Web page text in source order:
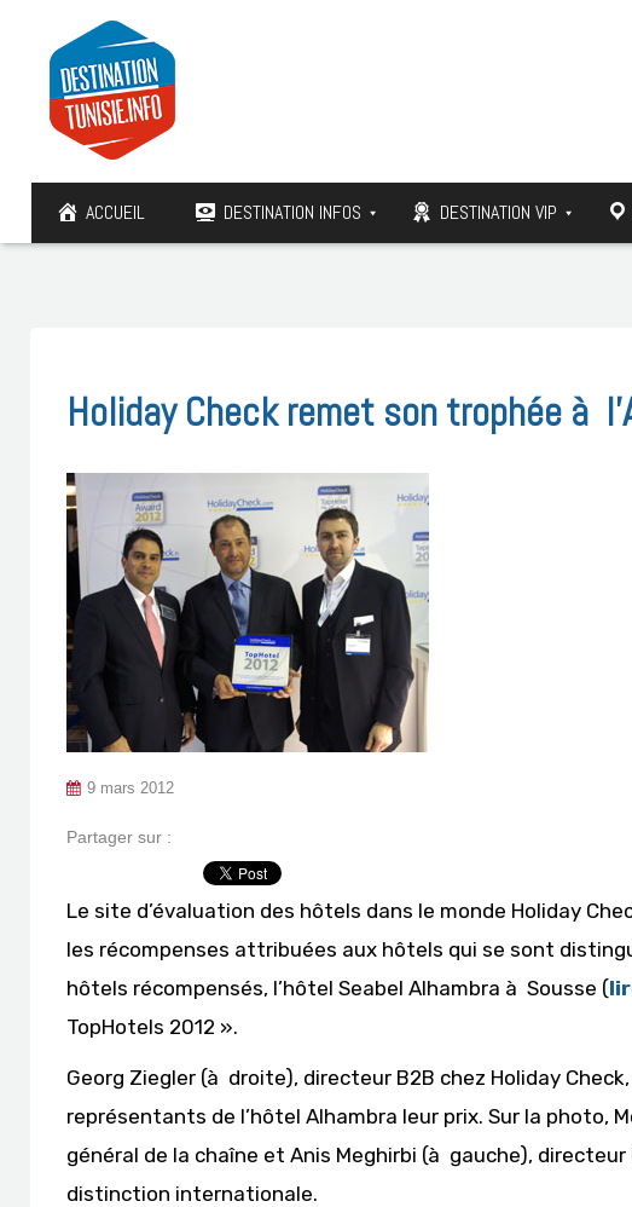
ACCUEIL DESTINATION INFOS DESTINATION VIP
Holiday Check remet son trophée à
9 mars 2012
Partager sur :
Le site d’évaluation des hôtels dans le monde Holiday
les récompenses attribuées aux hôtels qui se sont
hôtels récompensés, l’hôtel Seabel Alhambra à Sousse (
TopHotels 2012 ».
Georg Ziegler (à droite), directeur B2B chez Holiday
représentants de l’hôtel Alhambra leur prix. Sur la photo,
général de la chaîne et Anis Meghirbi (à gauche),
distinction internationale.